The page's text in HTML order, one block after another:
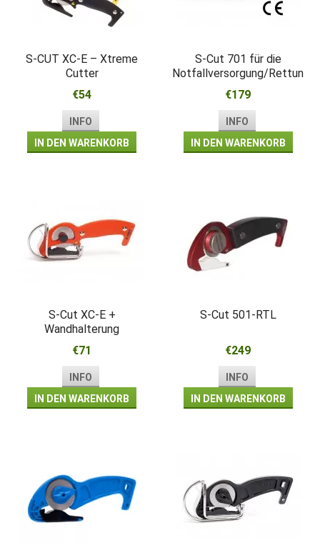
S-CUT XC-E – Xtreme
Cutter
€54
INFO
IN DEN WARENKORB
S-Cut 701 für die
Notfallversorgung/Rettung
€179
INFO
IN DEN WARENKORB
S-Cut XC-E +
Wandhalterung
€71
INFO
IN DEN WARENKORB
S-Cut 501-RTL
€249
INFO
IN DEN WARENKORB